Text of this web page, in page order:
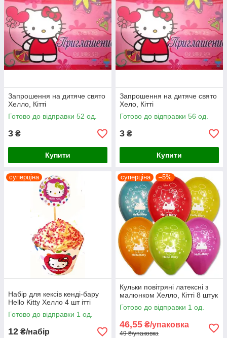
Запрошення на дитяче свято
Хелло, Кітті
Готово до відправки 52 од.
3 ₴
Купити
Запрошення на дитяче свято
Хело, Кітті
Готово до відправки 56 од.
3 ₴
Купити
суперціна
Набір для кексів кенді-бару
Hello Kitty Хелло 4 шт ітті
Готово до відправки 1 од.
12 ₴/набір
суперціна –5%
Кульки повітряні латексні з
малюнком Хелло, Кітті 8 штук
Готово до відправки 1 од.
46,55 ₴/упаковка
49 ₴/упаковка